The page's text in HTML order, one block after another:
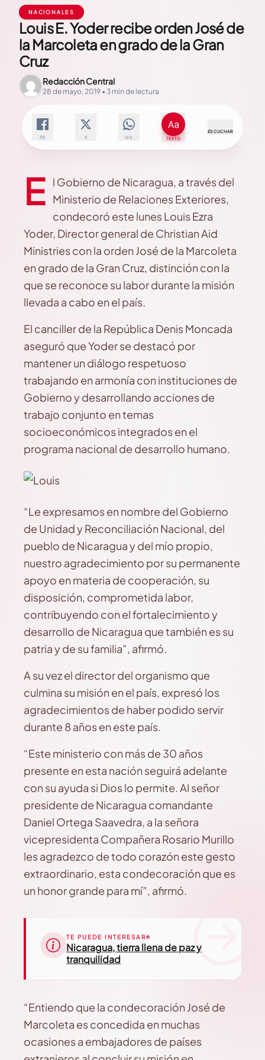
NACIONALES
Louis E. Yoder recibe orden José de
la Marcoleta en grado de la Gran
Cruz
Redacción Central
28 de mayo, 2019 • 3 min de lectura
FB X WA TEXTO
ESCUCHAR
E l Gobierno de Nicaragua, a través del
Ministerio de Relaciones Exteriores,
condecoró este lunes Louis Ezra
Yoder, Director general de Christian Aid
Ministries con la orden José de la Marcoleta
en grado de la Gran Cruz, distinción con la
que se reconoce su labor durante la misión
llevada a cabo en el país.
El canciller de la República Denis Moncada
aseguró que Yoder se destacó por
mantener un diálogo respetuoso
trabajando en armonía con instituciones de
Gobierno y desarrollando acciones de
trabajo conjunto en temas
socioeconómicos integrados en el
programa nacional de desarrollo humano.
“Le expresamos en nombre del Gobierno
de Unidad y Reconciliación Nacional, del
pueblo de Nicaragua y del mío propio,
nuestro agradecimiento por su permanente
apoyo en materia de cooperación, su
disposición, comprometida labor,
contribuyendo con el fortalecimiento y
desarrollo de Nicaragua que también es su
patria y de su familia”, afirmó.
A su vez el director del organismo que
culmina su misión en el país, expresó los
agradecimientos de haber podido servir
durante 8 años en este país.
“Este ministerio con más de 30 años
presente en esta nación seguirá adelante
con su ayuda si Dios lo permite. Al señor
presidente de Nicaragua comandante
Daniel Ortega Saavedra, a la señora
vicepresidenta Compañera Rosario Murillo
les agradezco de todo corazón este gesto
extraordinario, esta condecoración que es
un honor grande para mí”, afirmó.
TE PUEDE INTERESAR
Nicaragua, tierra llena de paz y
tranquilidad
“Entiendo que la condecoración José de
Marcoleta es concedida en muchas
ocasiones a embajadores de países